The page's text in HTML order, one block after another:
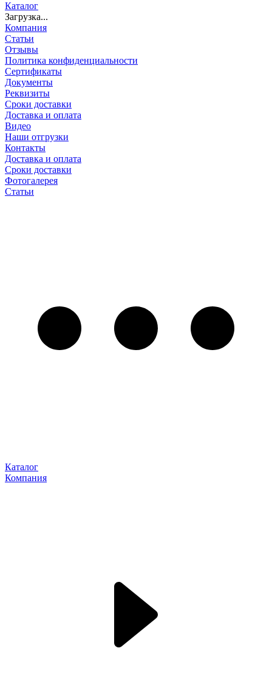
Каталог
Загрузка...
Компания
Статьи
Отзывы
Политика конфиденциальности
Сертификаты
Документы
Реквизиты
Сроки доставки
Доставка и оплата
Видео
Наши отгрузки
Контакты
Доставка и оплата
Сроки доставки
Фотогалерея
Статьи
Каталог
Компания